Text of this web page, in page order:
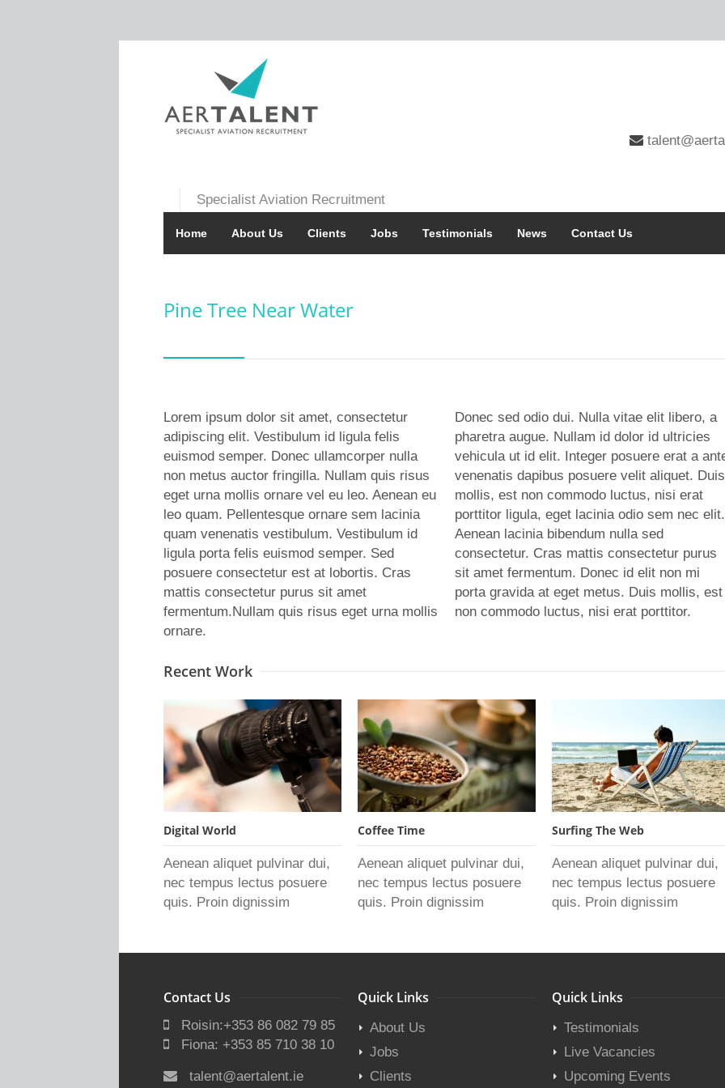
Specialist Aviation Recruitment
Home About Us Clients Jobs Testimonials News Contact Us
Pine Tree Near Water
Lorem ipsum dolor sit amet, consectetur
adipiscing elit. Vestibulum id ligula felis
euismod semper. Donec ullamcorper nulla
non metus auctor fringilla. Nullam quis risus
eget urna mollis ornare vel eu leo. Aenean eu
leo quam. Pellentesque ornare sem lacinia
quam venenatis vestibulum. Vestibulum id
ligula porta felis euismod semper. Sed
posuere consectetur est at lobortis. Cras
mattis consectetur purus sit amet
fermentum.Nullam quis risus eget urna mollis
ornare.
Donec sed odio dui. Nulla vitae elit libero, a
pharetra augue. Nullam id dolor id ultricies
vehicula ut id elit. Integer posuere erat a
venenatis dapibus posuere velit aliquet. Duis
mollis, est non commodo luctus, nisi erat
porttitor ligula, eget lacinia odio sem nec elit.
Aenean lacinia bibendum nulla sed
consectetur. Cras mattis consectetur purus
sit amet fermentum. Donec id elit non mi
porta gravida at eget metus. Duis mollis, est
non commodo luctus, nisi erat porttitor.
Recent Work
Digital World
Aenean aliquet pulvinar dui,
nec tempus lectus posuere
quis. Proin dignissim
Coffee Time
Aenean aliquet pulvinar dui,
nec tempus lectus posuere
quis. Proin dignissim
Surfing The Web
Aenean aliquet pulvinar dui,
nec tempus lectus posuere
quis. Proin dignissim
Contact Us
Roisin:+353 86 082 79 85
Fiona: +353 85 710 38 10
talent@aertalent.ie
Quick Links
About Us
Jobs
Clients
Quick Links
Testimonials
Live Vacancies
Upcoming Events